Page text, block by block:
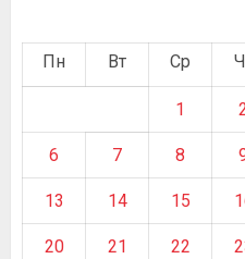
Пн Вт Ср
1
6 7 8
13 14 15
20 21 22